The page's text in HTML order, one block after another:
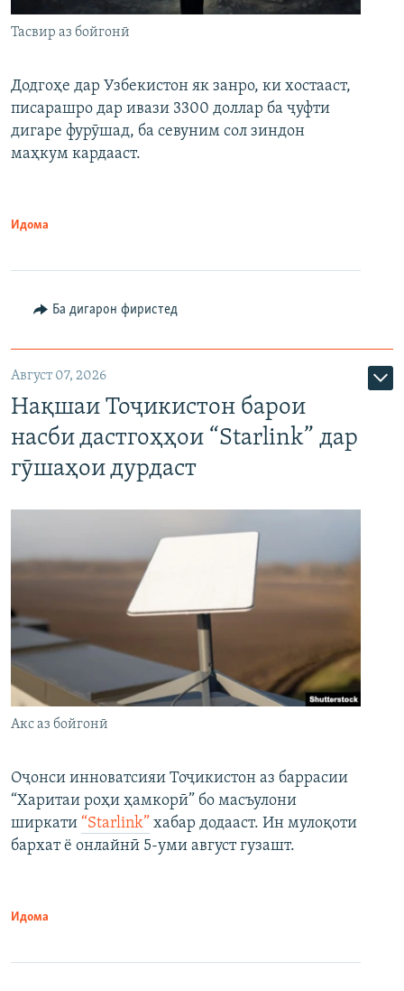
Тасвир аз бойгонӣ
Додгоҳе дар Узбекистон як занро, ки хостааст,
писарашро дар ивази 3300 доллар ба ҷуфти
дигаре фурӯшад, ба севуним сол зиндон
маҳкум кардааст.
Идома
Ба дигарон фиристед
Август 07, 2026
Нақшаи Тоҷикистон барои
насби дастгоҳҳои “Starlink” дар
гӯшаҳои дурдаст
Акс аз бойгонӣ
Оҷонси инноватсияи Тоҷикистон аз баррасии
“Харитаи роҳи ҳамкорӣ” бо масъулони
ширкати “Starlink” хабар додааст. Ин мулоқоти
бархат ё онлайнӣ 5-уми август гузашт.
Идома